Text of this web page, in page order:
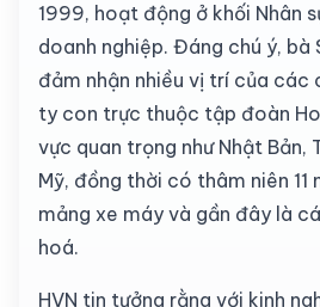
1999, hoạt động ở khối Nhân
doanh nghiệp. Đáng chú ý, bà
đảm nhận nhiều vị trí của các
ty con trực thuộc tập đoàn
vực quan trọng như Nhật Bản,
Mỹ, đồng thời có thâm niên 11
mảng xe máy và gần đây là
hoá.
HVN tin tưởng rằng với kinh